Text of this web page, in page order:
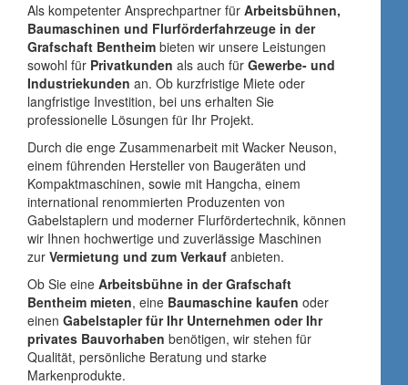
Als kompetenter Ansprechpartner für Arbeitsbühnen,
Baumaschinen und Flurförderfahrzeuge in der
Grafschaft Bentheim bieten wir unsere Leistungen
sowohl für Privatkunden als auch für Gewerbe- und
Industriekunden an. Ob kurzfristige Miete oder
langfristige Investition, bei uns erhalten Sie
professionelle Lösungen für Ihr Projekt.
Durch die enge Zusammenarbeit mit Wacker Neuson,
einem führenden Hersteller von Baugeräten und
Kompaktmaschinen, sowie mit Hangcha, einem
international renommierten Produzenten von
Gabelstaplern und moderner Flurfördertechnik, können
wir Ihnen hochwertige und zuverlässige Maschinen
zur Vermietung und zum Verkauf anbieten.
Ob Sie eine Arbeitsbühne in der Grafschaft
Bentheim mieten, eine Baumaschine kaufen oder
einen Gabelstapler für Ihr Unternehmen oder Ihr
privates Bauvorhaben benötigen, wir stehen für
Qualität, persönliche Beratung und starke
Markenprodukte.